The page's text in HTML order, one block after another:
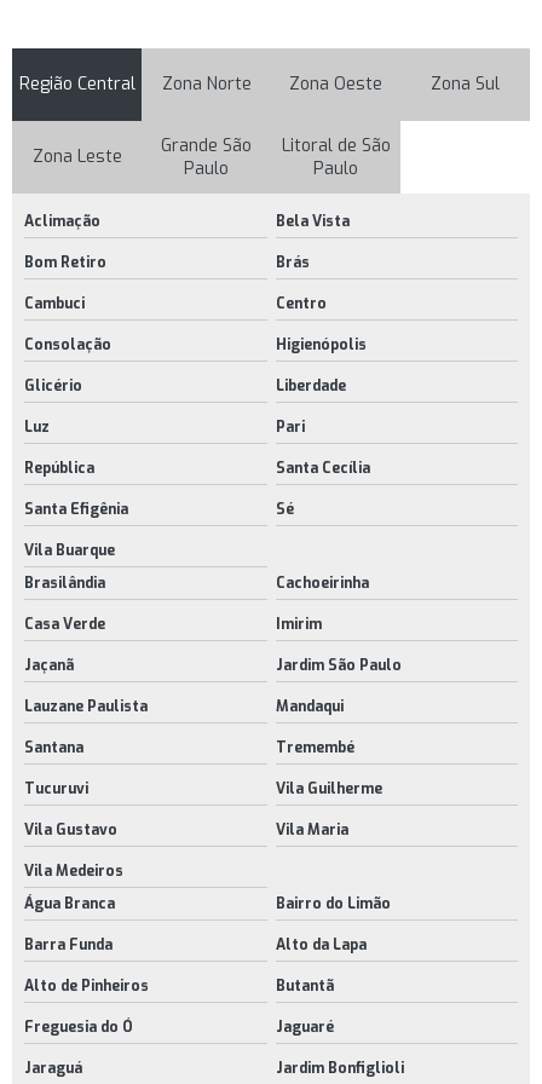
Apoio para os pés preço
Apoio para pés ajustável
Apoio para pés onde comprar
Apoio para pés valor
Assento e encosto de plástico
Braço para cadeira de escritório
Cavilha plástica comprar
Cavilhas de plástico
Encosto de plástico
Encosto de plástico para cadeiras
Fornecedor de rodinhas para móveis
Manípulo plástico preço
Manivela retrátil
Manivela retrátil comprar
Manivela retrátil preço
Onde encontrar rodinhas para móveis
Onde encontrar rodízios para móveis
Pés niveladores articulados
Região Central Zona Norte Zona Oeste Zona Sul
Zona Leste
Grande São
Paulo
Litoral de São
Paulo
Aclimação Bela Vista
Bom Retiro Brás
Cambuci Centro
Consolação Higienópolis
Glicério Liberdade
Luz Pari
República Santa Cecília
Santa Efigênia Sé
Vila Buarque
Brasilândia
Cachoeirinha
Casa Verde Imirim
Jaçanã Jardim São Paulo
Lauzane Paulista Mandaqui
Santana Tremembé
Tucuruvi Vila Guilherme
Vila Gustavo Vila Maria
Vila Medeiros
Água Branca
Bairro do Limão
Barra Funda Alto da Lapa
Alto de Pinheiros Butantã
Freguesia do Ó Jaguaré
Jaraguá Jardim Bonfiglioli